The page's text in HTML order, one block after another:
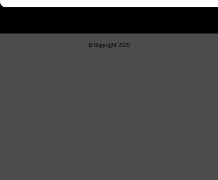
© Copyright 2026